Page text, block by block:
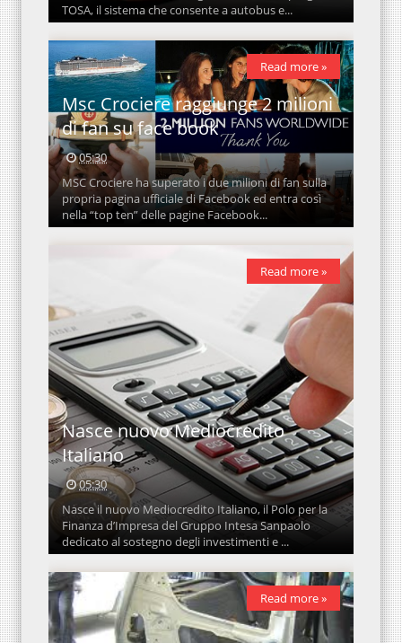
TOSA, il sistema che consente a autobus e...
Msc Crociere raggiunge 2 milioni
di fan su face book
05:30
MSC Crociere ha superato i due milioni di fan sulla
propria pagina ufficiale di Facebook ed entra così
nella “top ten” delle pagine Facebook...
Read more »
Nasce nuovo Mediocredito
Italiano
05:30
Nasce il nuovo Mediocredito Italiano, il Polo per la
Finanza d’Impresa del Gruppo Intesa Sanpaolo
dedicato al sostegno degli investimenti e ...
Read more »
Read more »